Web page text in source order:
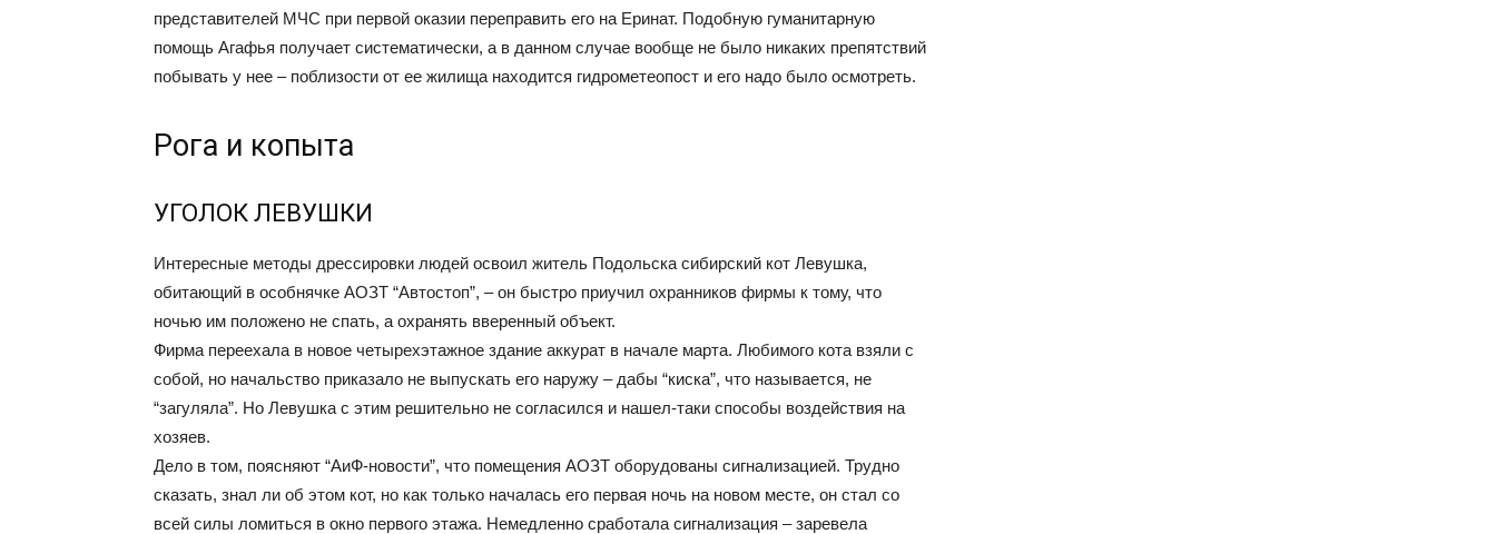
представителей МЧС при первой оказии переправить его на Еринат. Подобную гуманитарную
помощь Агафья получает систематически, а в данном случае вообще не было никаких препятствий
побывать у нее – поблизости от ее жилища находится гидрометеопост и его надо было осмотреть.
Рога и копыта
УГОЛОК ЛЕВУШКИ
Интересные методы дрессировки людей освоил житель Подольска сибирский кот Левушка,
обитающий в особнячке АОЗТ “Автостоп”, – он быстро приучил охранников фирмы к тому, что
ночью им положено не спать, а охранять вверенный объект.
Фирма переехала в новое четырехэтажное здание аккурат в начале марта. Любимого кота взяли с
собой, но начальство приказало не выпускать его наружу – дабы “киска”, что называется, не
“загуляла”. Но Левушка с этим решительно не согласился и нашел-таки способы воздействия на
хозяев.
Дело в том, поясняют “АиФ-новости”, что помещения АОЗТ оборудованы сигнализацией. Трудно
сказать, знал ли об этом кот, но как только началась его первая ночь на новом месте, он стал со
всей силы ломиться в окно первого этажа. Немедленно сработала сигнализация – заревела